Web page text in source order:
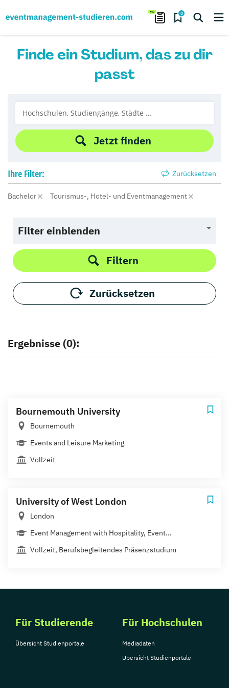
0
Finde ein Studium, das zu dir
passt
Jetzt finden
Ihre Filter: Zurücksetzen
Bachelor Tourismus-, Hotel- und Eventmanagement
Filter einblenden
Filtern
Zurücksetzen
Ergebnisse (0):
Bournemouth University
Bournemouth
Events and Leisure Marketing
Vollzeit
University of West London
London
Event Management with Hospitality, Event...
Vollzeit, Berufsbegleitendes Präsenzstudium
Für Studierende
Übersicht Studienportale
Für Hochschulen
Mediadaten
Übersicht Studienportale